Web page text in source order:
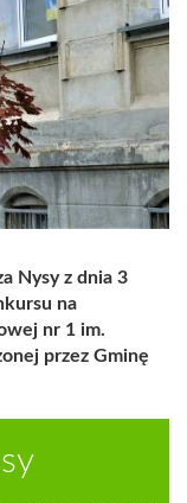
Nysyz dnia 3
na
nr 1 im.
przez Gminę